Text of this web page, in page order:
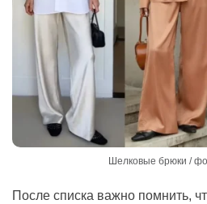
Шелковые брюки /
После списка важно помнить,